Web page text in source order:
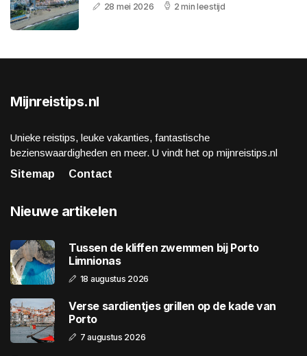
28 mei 2026 2 min leestijd
Mijnreistips.nl
Unieke reistips, leuke vakanties, fantastische
bezienswaardigheden en meer. U vindt het op mijnreistips.nl
Sitemap
Contact
Nieuwe artikelen
Tussen de kliffen zwemmen bij Porto
Limnionas
18 augustus 2026
Verse sardientjes grillen op de kade van
Porto
7 augustus 2026